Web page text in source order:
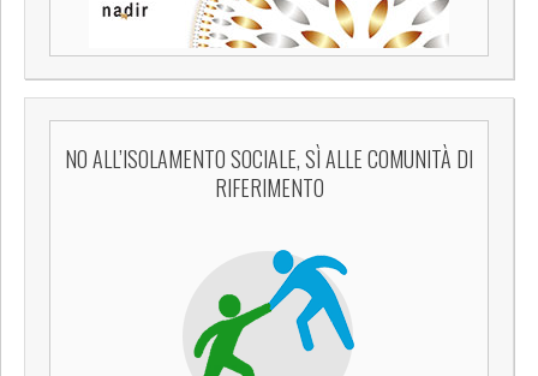
NO ALL’ISOLAMENTO SOCIALE, SÌ ALLE COMUNITÀ DI
RIFERIMENTO